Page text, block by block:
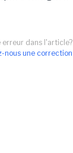
erreur dans l'article?
nous une correction